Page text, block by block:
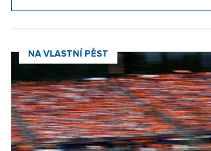
NA VLASTNÍ PĚST